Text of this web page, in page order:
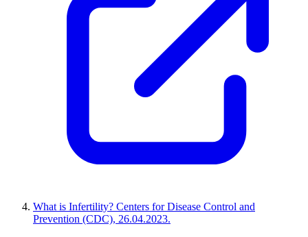
What is Infertility? Centers for Disease Control and
Prevention (CDC), 26.04.2023.